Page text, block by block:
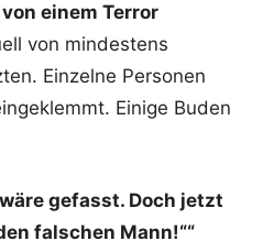
einem Terror
von mindestens
Einzelne Personen
Einige Buden
gefasst. Doch jetzt
falschen Mann!““